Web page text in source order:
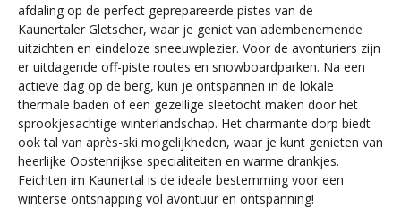
afdaling op de perfect geprepareerde pistes van de
Kaunertaler Gletscher, waar je geniet van adembenemende
uitzichten en eindeloze sneeuwplezier. Voor de avonturiers zijn
er uitdagende off-piste routes en snowboardparken. Na een
actieve dag op de berg, kun je ontspannen in de lokale
thermale baden of een gezellige sleetocht maken door het
sprookjesachtige winterlandschap. Het charmante dorp biedt
ook tal van après-ski mogelijkheden, waar je kunt genieten van
heerlijke Oostenrijkse specialiteiten en warme drankjes.
Feichten im Kaunertal is de ideale bestemming voor een
winterse ontsnapping vol avontuur en ontspanning!